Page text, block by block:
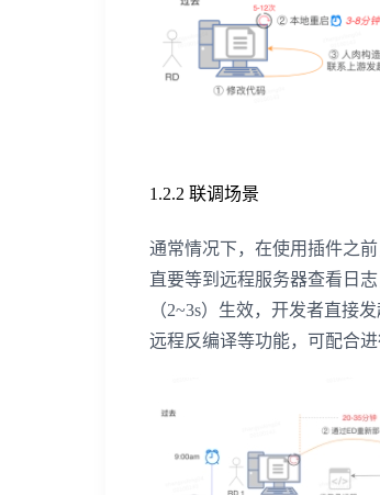
1.2.2 联调场景
通常情况下，在使用插件之
直要等到远程服务器查看日
（2~3s）生效，开发者直接
远程反编译等功能，可配合进